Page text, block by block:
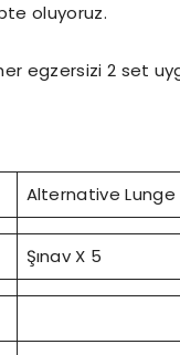
oluyoruz.
egzersizi 2 set
Alternative Lunge
Şınav X 5